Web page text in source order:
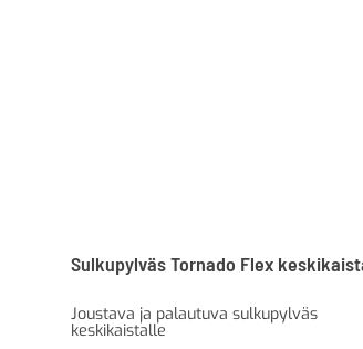
Sulkupylväs Tornado Flex
Joustava ja palautuva sulkupylväs
keskikaistalle